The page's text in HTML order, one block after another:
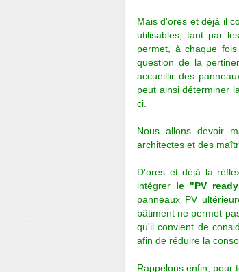
Mais d'ores et déjà il
utilisables, tant par
permet, à chaque
question de la
accueillir des
peut ainsi déterminer
ci.
Nous allons devoir
architectes et des
D'ores et déjà la
intégrer le "PV
panneaux PV
bâtiment ne permet
qu'il convient de
afin de réduire la
Rappelons enfin, pour